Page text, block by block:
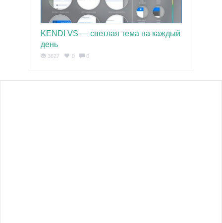
KENDI VS — светлая тема на каждый
день
3627 0 0